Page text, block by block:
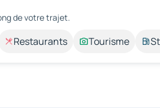
de votre trajet.
Restaurants Tourisme